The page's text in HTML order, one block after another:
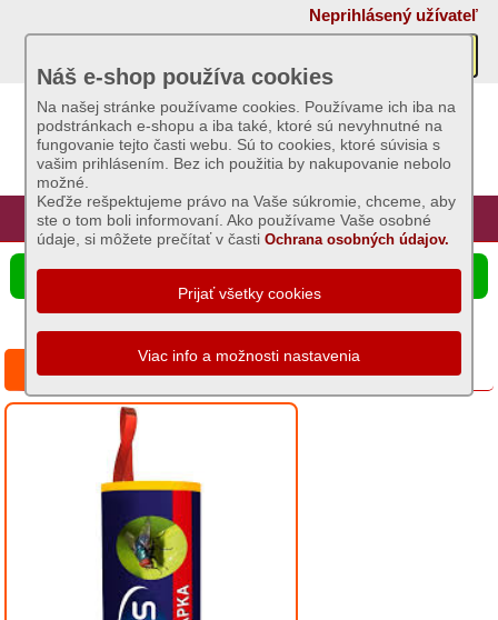
Neprihlásený užívateľ
Úvod Hlavná stránka Prihlásenie Registrácia
Náš e-shop používa cookies
Na našej stránke používame cookies. Používame ich iba na
podstránkach e-shopu a iba také, ktoré sú nevyhnutné na
fungovanie tejto časti webu. Sú to cookies, ktoré súvisia s
vašim prihlásením. Bez ich použitia by nakupovanie nebolo
možné.
Keďže rešpektujeme právo na Vaše súkromie, chceme, aby
ste o tom boli informovaní. Ako používame Vaše osobné
údaje, si môžete prečítať v častiOchrana osobných údajov.
☰ Ponuka produktov
Akcie
Sviečky
Umelé
kvety
Semená
osivá
Bros mucholapka valcová